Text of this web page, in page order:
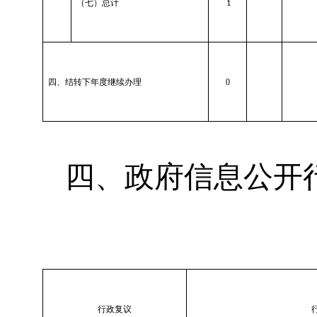
（七）总计 1
四、结转下年度继续办理 0
四、政府信息公
行政复议